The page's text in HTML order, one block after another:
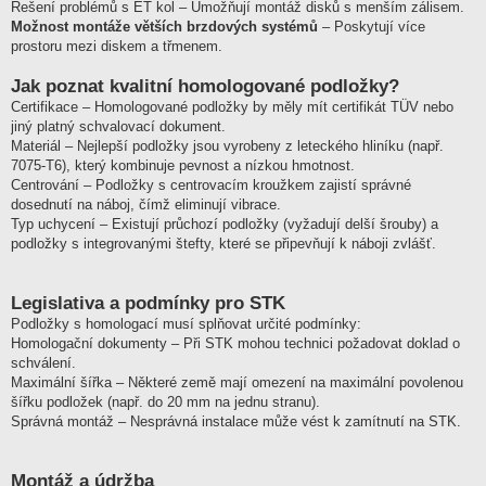
Řešení problémů s ET kol – Umožňují montáž disků s menším zálisem.
Možnost montáže větších brzdových systémů – Poskytují více
prostoru mezi diskem a třmenem.
Jak poznat kvalitní homologované podložky?
Certifikace – Homologované podložky by měly mít certifikát TÜV nebo
jiný platný schvalovací dokument.
Materiál – Nejlepší podložky jsou vyrobeny z leteckého hliníku (např.
7075-T6), který kombinuje pevnost a nízkou hmotnost.
Centrování – Podložky s centrovacím kroužkem zajistí správné
dosednutí na náboj, čímž eliminují vibrace.
Typ uchycení – Existují průchozí podložky (vyžadují delší šrouby) a
podložky s integrovanými štefty, které se připevňují k náboji zvlášť.
Legislativa a podmínky pro STK
Podložky s homologací musí splňovat určité podmínky:
Homologační dokumenty – Při STK mohou technici požadovat doklad o
schválení.
Maximální šířka – Některé země mají omezení na maximální povolenou
šířku podložek (např. do 20 mm na jednu stranu).
Správná montáž – Nesprávná instalace může vést k zamítnutí na STK.
Montáž a údržba